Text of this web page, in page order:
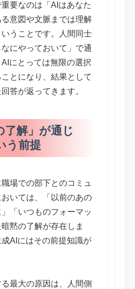
要なのは「AIはあなた
意図や文脈までは理解
うことです。人間同士
にやっておいて」で通
にとっては無限の選択
とになり、結果として
答が返ってきます。
了解」が通じ
う前提
場での部下とのコミュ
いては、「以前のあの
「いつものフォーマッ
黙の了解が存在しま
AIにはその前提知識が
最大の原因は、人間側